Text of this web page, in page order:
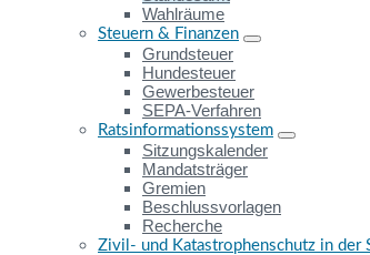
Wahlräume
Steuern & Finanzen
Grundsteuer
Hundesteuer
Gewerbesteuer
SEPA-Verfahren
Ratsinformationssystem
Sitzungskalender
Mandatsträger
Gremien
Beschlussvorlagen
Recherche
Zivil- und Katastrophenschutz in der